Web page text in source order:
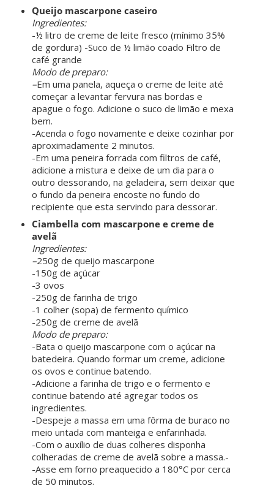
Queijo mascarpone caseiro
Ingredientes:
-½ litro de creme de leite fresco (mínimo 35%
de gordura) -Suco de ½ limão coado Filtro de
café grande
Modo de preparo:
–Em uma panela, aqueça o creme de leite até
começar a levantar fervura nas bordas e
apague o fogo. Adicione o suco de limão e mexa
bem.
-Acenda o fogo novamente e deixe cozinhar por
aproximadamente 2 minutos.
-Em uma peneira forrada com filtros de café,
adicione a mistura e deixe de um dia para o
outro dessorando, na geladeira, sem deixar que
o fundo da peneira encoste no fundo do
recipiente que esta servindo para dessorar.
Ciambella com mascarpone e creme de
avelã
Ingredientes:
–250g de queijo mascarpone
-150g de açúcar
-3 ovos
-250g de farinha de trigo
-1 colher (sopa) de fermento químico
-250g de creme de avelã
Modo de preparo:
-Bata o queijo mascarpone com o açúcar na
batedeira. Quando formar um creme, adicione
os ovos e continue batendo.
-Adicione a farinha de trigo e o fermento e
continue batendo até agregar todos os
ingredientes.
-Despeje a massa em uma fôrma de buraco no
meio untada com manteiga e enfarinhada.
-Com o auxílio de duas colheres disponha
colheradas de creme de avelã sobre a massa.-
-Asse em forno preaquecido a 180°C por cerca
de 50 minutos.